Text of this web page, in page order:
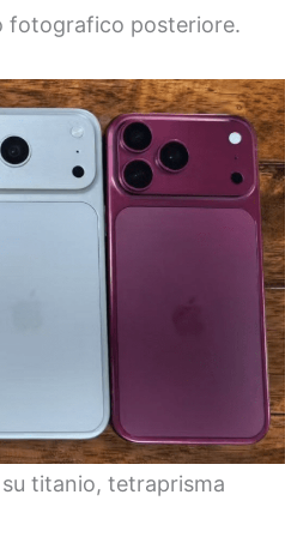
fotografico posteriore.
titanio, tetraprisma